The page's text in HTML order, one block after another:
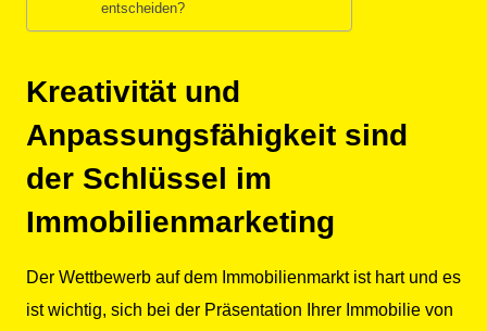
entscheiden?
Kreativität und
Anpassungsfähigkeit sind
der Schlüssel im
Immobilienmarketing
Der Wettbewerb auf dem Immobilienmarkt ist hart und es
ist wichtig, sich bei der Präsentation Ihrer Immobilie von